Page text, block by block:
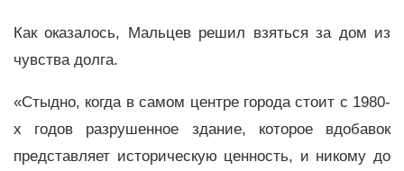
Как оказалось, Мальцев решил взяться за дом из
чувства долга.
«Стыдно, когда в самом центре города стоит с 1980-
х годов разрушенное здание, которое вдобавок
представляет историческую ценность, и никому до